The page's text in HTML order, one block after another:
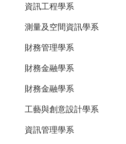
資訊工程學系
測量及空間資訊學系
財務管理學系
財務金融學系
財務金融學系
工藝與創意設計學系
資訊管理學系